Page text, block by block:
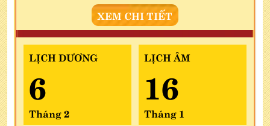
XEM CHI TIẾT
LỊCH DƯƠNG
6
Tháng 2
LỊCH ÂM
16
Tháng 1